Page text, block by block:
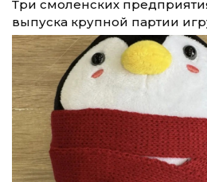
Три смоленских
выпуска крупной партии